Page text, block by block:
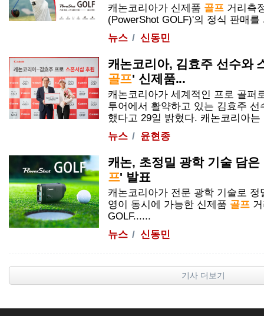
캐논코리아가 신제품 골프거리측
(PowerShot GOLF)'의 정식 판매를
뉴스
신동민
캐논코리아, 김효주 선수와
골프' 신제품...
캐논코리아가 세계적인 프로 골퍼
투어에서 활약하고 있는 김효주
했다고 29일 밝혔다. 캐논코리아는
뉴스
윤현종
캐논, 초정밀 광학 기술 담
프' 발표
캐논코리아가 전문 광학 기술로
영이 동시에 가능한 신제품 골프거
GOLF......
뉴스
신동민
기사 더보기